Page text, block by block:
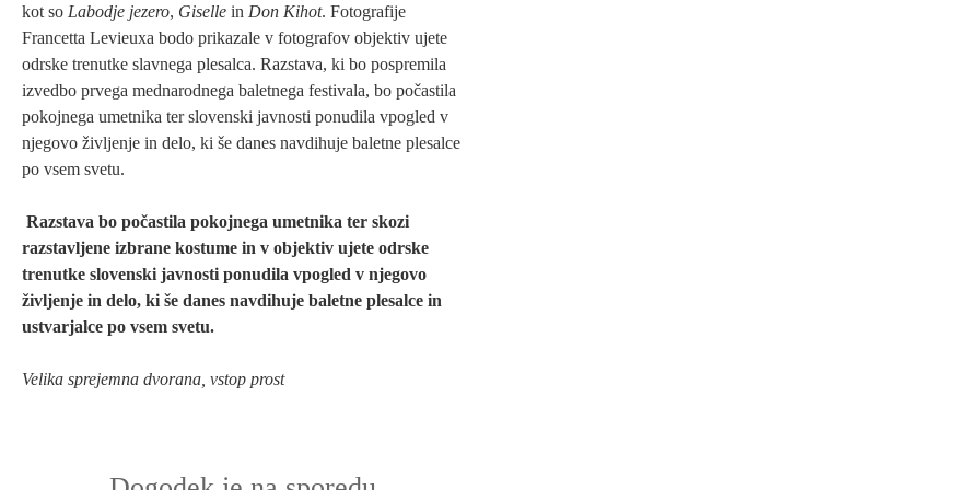
kot so Labodje jezero, Gisellein Don Kihot. Fotografije
Francetta Levieuxa bodo prikazale v fotografov objektiv ujete
odrske trenutke slavnega plesalca. Razstava, ki bo pospremila
izvedbo prvega mednarodnega baletnega festivala, bo počastila
pokojnega umetnika ter slovenski javnosti ponudila vpogled v
njegovo življenje in delo, ki še danes navdihuje baletne plesalce
po vsem svetu.
Razstava bo počastila pokojnega umetnika ter skozi
razstavljene izbrane kostume in v objektiv ujete odrske
trenutke slovenski javnosti ponudila vpogled v njegovo
življenje in delo, ki še danes navdihuje baletne plesalce in
ustvarjalce po vsem svetu.
Velika sprejemna dvorana, vstop prost